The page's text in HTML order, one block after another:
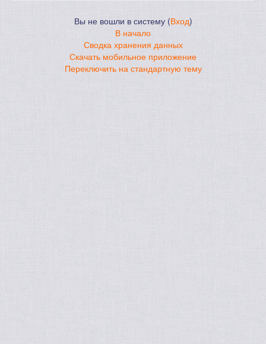
Вы не вошли в систему (Вход)
В начало
Сводка хранения данных
Скачать мобильное приложение
Переключить на стандартную тему